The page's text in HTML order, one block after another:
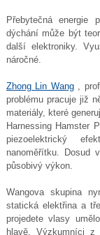
Přebytečná energie
dýchání může být
další elektroniky.
náročné.
Zhong Lin Wang,
problému pracuje již
materiály, které
Harnessing Hamster
piezoelektrický
nanoměřítku. Dosud
působivý výkon.
Wangova skupina
statická elektřina a
projedete vlasy
hlavě. Výzkumníci z